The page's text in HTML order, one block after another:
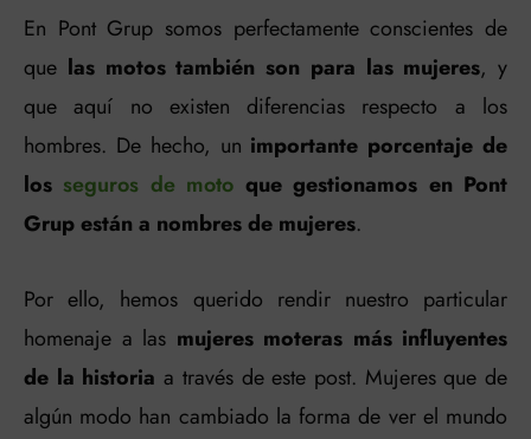
En Pont Grup somos perfectamente conscientes de
que las motos también son para las mujeres, y
que aquí no existen diferencias respecto a los
hombres. De hecho, un importante porcentaje de
los seguros de moto que gestionamos en Pont
Grup están a nombres de mujeres.
Por ello, hemos querido rendir nuestro particular
homenaje a las mujeres moteras más influyentes
de la historia a través de este post. Mujeres que de
algún modo han cambiado la forma de ver el mundo